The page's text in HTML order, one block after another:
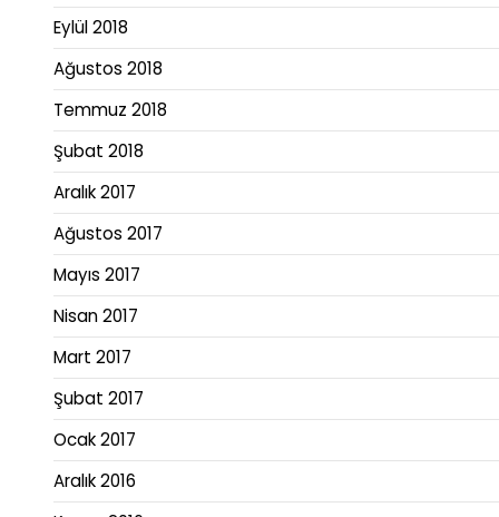
Eylül 2018
Ağustos 2018
Temmuz 2018
Şubat 2018
Aralık 2017
Ağustos 2017
Mayıs 2017
Nisan 2017
Mart 2017
Şubat 2017
Ocak 2017
Aralık 2016